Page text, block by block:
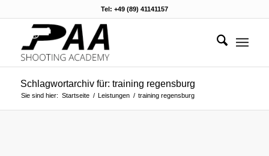
Tel: +49 (89) 41141157
Schlagwortarchiv für: training regensburg
Sie sind hier: Startseite / Leistungen / training regensburg